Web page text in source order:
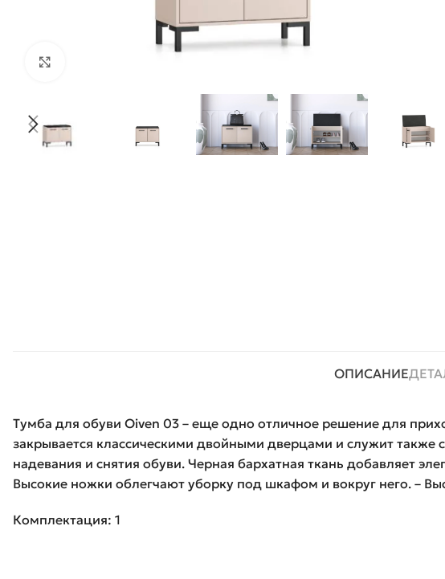
ОПИСАНИЕ
Тумба для обуви Oiven 03 – еще одно отличное решение для
закрывается классическими двойными дверцами и служит
надевания и снятия обуви. Черная бархатная ткань добавляет
Высокие ножки облегчают уборку под шкафом и вокруг него. –
Комплектация: 1